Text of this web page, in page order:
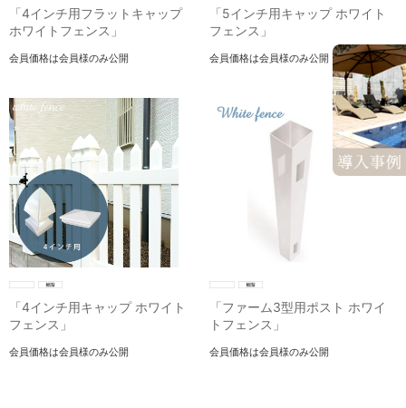
「4インチ用フラットキャップ
ホワイトフェンス」
会員価格は会員様のみ公開
「5インチ用キャップ ホワイト
フェンス」
会員価格は会員様のみ公開
「4インチ用キャップ ホワイト
フェンス」
会員価格は会員様のみ公開
「ファーム3型用ポスト ホワイ
トフェンス」
会員価格は会員様のみ公開